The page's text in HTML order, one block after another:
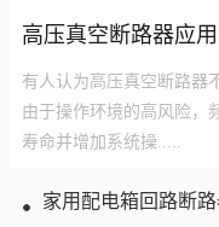
高压真空断路器应
有人认为高压真空断路器
由于操作环境的高风险，
寿命并增加系统操.....
家用配电箱回路断